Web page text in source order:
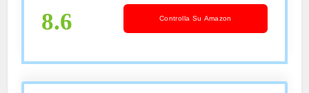
Casa, Ufficio.
8.6 Controlla Su Amazon